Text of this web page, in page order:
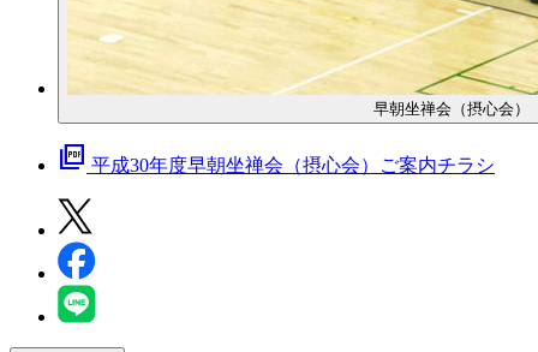
早朝坐禅会（摂心会）
picture_as_pdf 平成30年度早朝坐禅会（摂心会）ご案内チラシ